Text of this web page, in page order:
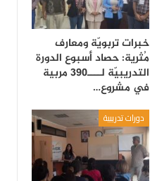
خبرات تربويّة ومعارف
مُثرية: حصاد أسبوع الدورة
التدريبيّة لــــ390 مربية
في مشروع…
دورات تدريبية